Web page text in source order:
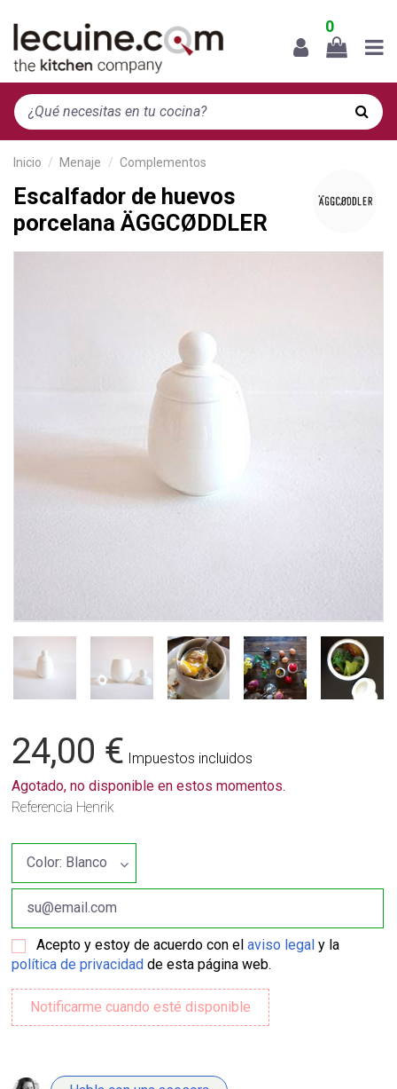
0
Inicio Menaje Complementos
Escalfador de huevos
porcelana ÄGGCØDDLER
24,00 € Impuestos incluidos
Agotado, no disponible en estos momentos.
Referencia Henrik
Acepto y estoy de acuerdo con elaviso legal y la
política de privacidad de esta página web.